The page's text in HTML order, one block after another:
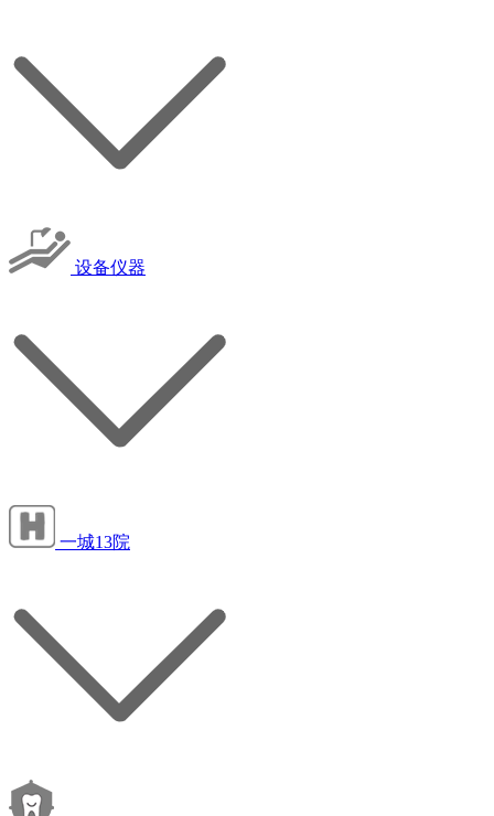
设备仪器
一城13院